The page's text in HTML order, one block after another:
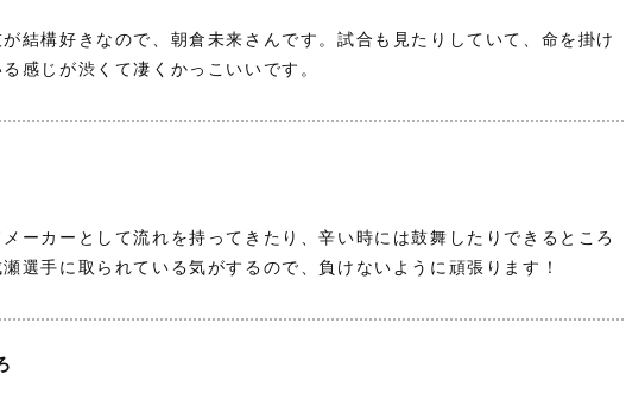
結構好きなので、朝倉未来さんです。試合も見たりしていて、命を掛け
感じが渋くて凄くかっこいいです。
ーカーとして流れを持ってきたり、辛い時には鼓舞したりできるところ
選手に取られている気がするので、負けないように頑張ります！